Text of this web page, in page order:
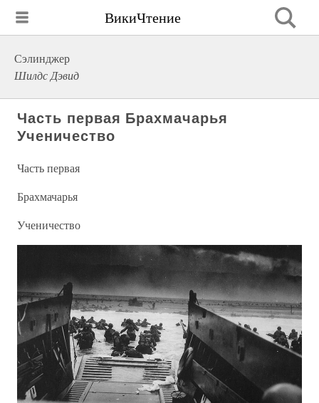
ВикиЧтение
Сэлинджер
Шилдс Дэвид
Часть первая Брахмачарья
Ученичество
Часть первая
Брахмачарья
Ученичество